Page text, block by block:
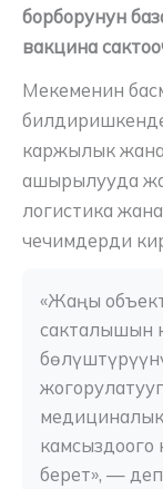
борборунун
вакцина
Мекеменин
каржылык
ашырылууда
логистика
чечимдерди
«Жаңы
сакталышын
медициналык
камсыздоого
берет», —